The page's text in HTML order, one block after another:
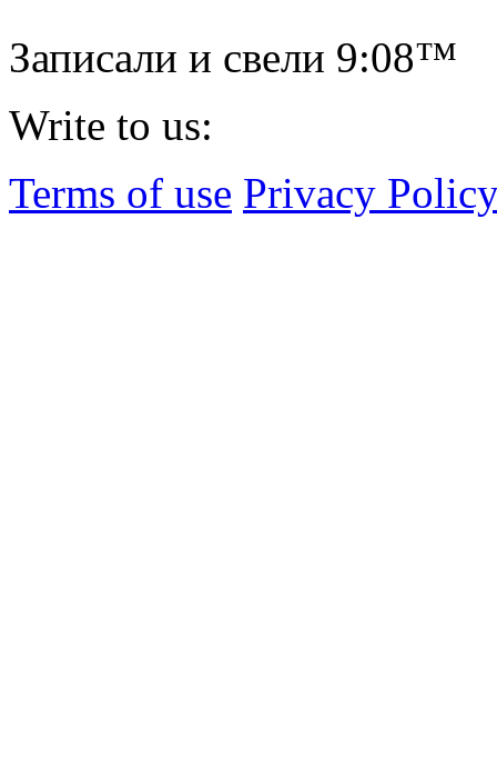
Записали и свели 9:08™
Write to us:
Terms of use Privacy